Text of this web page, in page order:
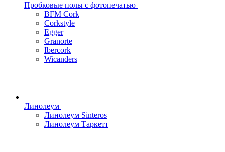
Пробковые полы с фотопечатью
BFM Cork
Corkstyle
Egger
Granorte
Ibercork
Wicanders
Линолеум
Линолеум Sinteros
Линолеум Таркетт